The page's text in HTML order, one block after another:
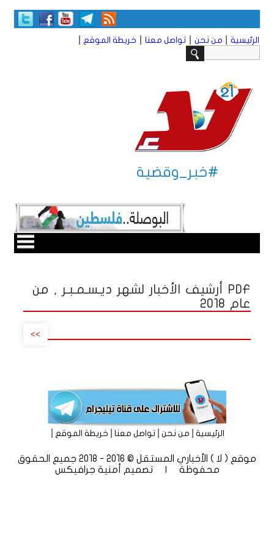
الرئيسية من نحن تواصل معنا خريطة الموقع
#خبر_وقضية
PDF أرشيف الأخبار لشهر ديـسـمـبـر , من
عام 2018
>>
الرئيسية|من نحن|تواصل معنا|خريطة الموقع
موقع ( لا ) الأخباري المستقل © 2016 - 2018 جميع الحقوق
محفوظة | تصميم
أمنية جرافيكس